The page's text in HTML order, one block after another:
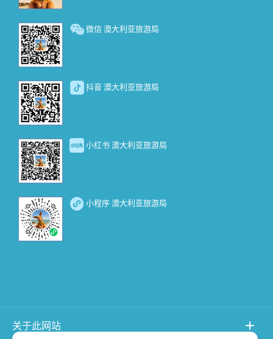
微信 澳大利亚旅游局
抖音 澳大利亚旅游局
小红书 澳大利亚旅游局
小程序 澳大利亚旅游局
关于此网站